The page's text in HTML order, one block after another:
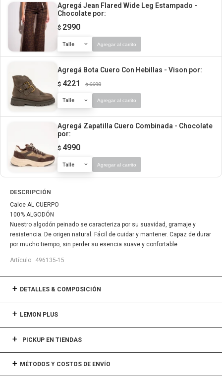
Agregá Jean Flared Wide Leg Estampado -
Chocolate por:
$ 2990
Talle Agregar al carrito
Agregá Bota Cuero Con Hebillas - Vison por:
$ 4221 $ 6690
Talle Agregar al carrito
Agregá Zapatilla Cuero Combinada - Chocolate
por:
$ 4990
Talle Agregar al carrito
DESCRIPCIÓN
Calce AL CUERPO
100% ALGODÓN
Nuestro algodón peinado se caracteriza por su suavidad, gramaje y
resistencia. De origen natural. Fácil de cuidar y mantener. Capaz de durar
por mucho tiempo, sin perder su esencia suave y confortable
496135-15
DETALLES & COMPOSICIÓN
LEMON PLUS
PICKUP EN TIENDAS
MÉTODOS Y COSTOS DE ENVÍO